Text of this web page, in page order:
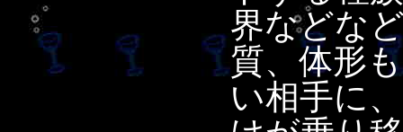
界などな
質、体形
い相手に